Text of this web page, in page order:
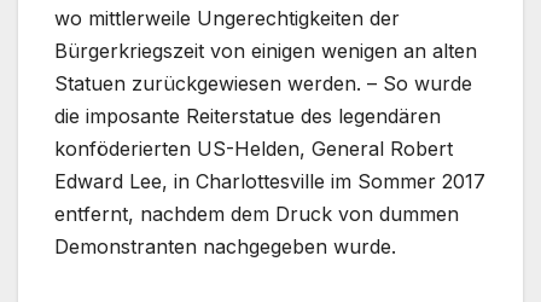
wo mittlerweile Ungerechtigkeiten der
Bürgerkriegszeit von einigen wenigen an alten
Statuen zurückgewiesen werden. – So wurde
die imposante Reiterstatue des legendären
konföderierten US-Helden, General Robert
Edward Lee, in Charlottesville im Sommer 2017
entfernt, nachdem dem Druck von dummen
Demonstranten nachgegeben wurde.